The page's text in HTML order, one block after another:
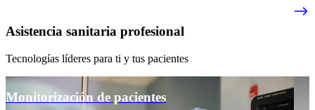
Asistencia sanitaria profesional
Tecnologías líderes para ti y tus pacientes
Monitorización de pacientes